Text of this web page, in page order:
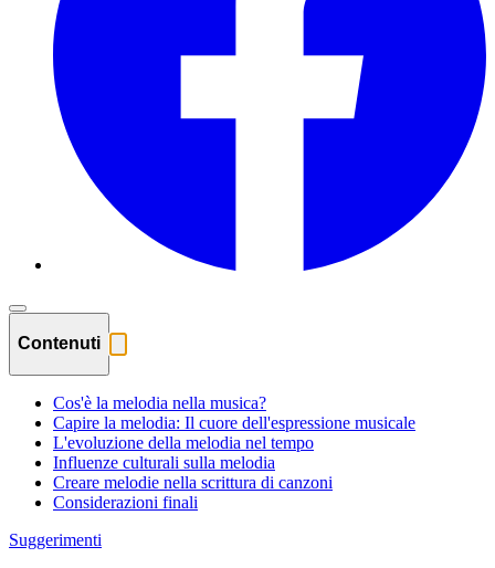
Contenuti
Cos'è la melodia nella musica?
Capire la melodia: Il cuore dell'espressione musicale
L'evoluzione della melodia nel tempo
Influenze culturali sulla melodia
Creare melodie nella scrittura di canzoni
Considerazioni finali
Suggerimenti